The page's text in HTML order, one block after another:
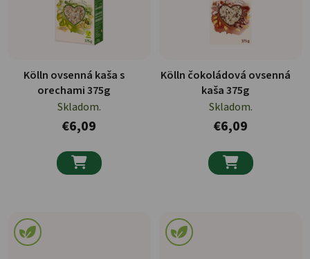
Kölln ovsenná kaša s
orechami 375g
Skladom.
€6,09

Kölln čokoládová ovsenná
kaša 375g
Skladom.
€6,09
